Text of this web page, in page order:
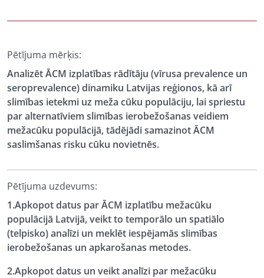
Pētījuma mērķis:
Analizēt ĀCM izplatības rādītāju (vīrusa prevalence un
seroprevalence) dinamiku Latvijas reģionos, kā arī
slimības ietekmi uz meža cūku populāciju, lai spriestu
par alternatīviem slimības ierobežošanas veidiem
mežacūku populācijā, tādējādi samazinot ĀCM
saslimšanas risku cūku novietnēs.
Pētījuma uzdevums:
1.Apkopot datus par ĀCM izplatību mežacūku
populācijā Latvijā, veikt to temporālo un spatiālo
(telpisko) analīzi un meklēt iespējamās slimības
ierobežošanas un apkarošanas metodes.
2.Apkopot datus un veikt analīzi par mežacūku